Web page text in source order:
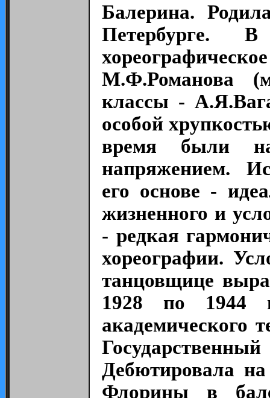
Балерина.
Петербурге.
М.Ф.Романова
классы -
особой
время были
напряжением.
его основе -
жизненного и
- редкая
хореографии.
танцовщице
1928 по 1944
академического
Дебютировала
Флорины в